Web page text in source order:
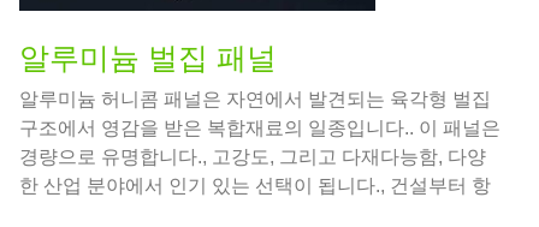
알루미늄 벌집 패널
알루미늄 허니콤 패널은 자연에서 발견되는 육각형 벌집
구조에서 영감을 받은 복합재료의 일종입니다.. 이 패널은
경량으로 유명합니다., 고강도, 그리고 다재다능함, 다양
한 산업 분야에서 인기 있는 선택이 됩니다., 건설부터 항